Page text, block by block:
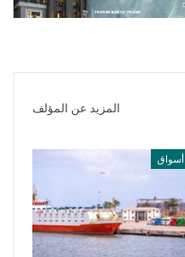
المزيد عن المؤلف
أسواق